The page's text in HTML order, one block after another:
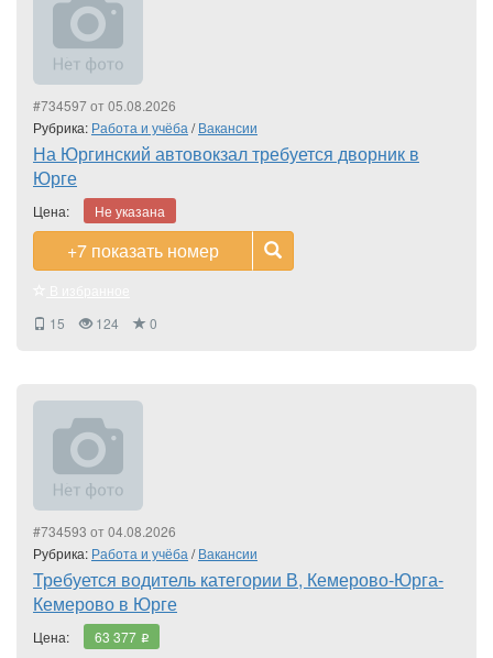
#734597 от 05.08.2026
Рубрика: Работа и учёба /Вакансии
На Юргинский автовокзал требуется дворник в
Юрге
Цена: Не указана
+7 показать номер
15
124 0
#734593 от 04.08.2026
Рубрика: Работа и учёба /Вакансии
Требуется водитель категории В, Кемерово-Юрга-
Кемерово в Юрге
Цена: 63 377 i